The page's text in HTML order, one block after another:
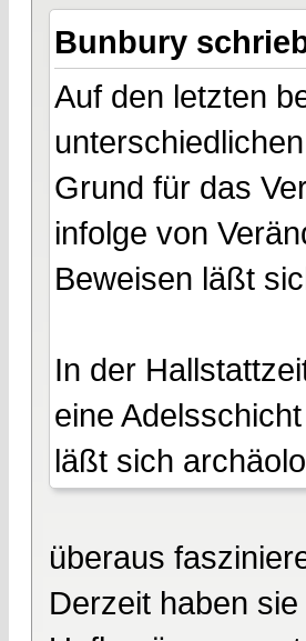
Bunbury
Auf den letzten
Grund für das
infolge von
Beweisen läßt
In der
eine
läßt sich
überaus
Derzeit haben